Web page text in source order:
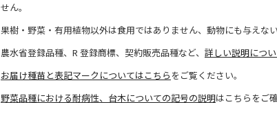
せん。
果樹・野菜・有用植物以外は食用ではありません、動物にも与えない
農水省登録品種、R 登録商標、契約販売品種など、 詳しい説明につ
お届け種苗と表記マークについてはこちら をご覧ください。
野菜品種における耐病性、台木についての記号の説明はこちらをご